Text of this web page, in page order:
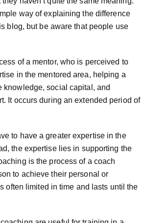
way of explaining the difference
blog, but be aware that people use
of a mentor, who is perceived to
in the mentored area, helping a
knowledge, social capital, and
It occurs during an extended period of
to have a greater expertise in the
the expertise lies in supporting the
is the process of a coach
to achieve their personal or
often limited in time and lasts until the